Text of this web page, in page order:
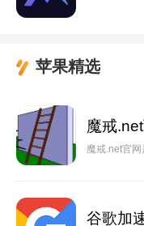
苹果精选
魔戒
魔戒.net官
谷歌加